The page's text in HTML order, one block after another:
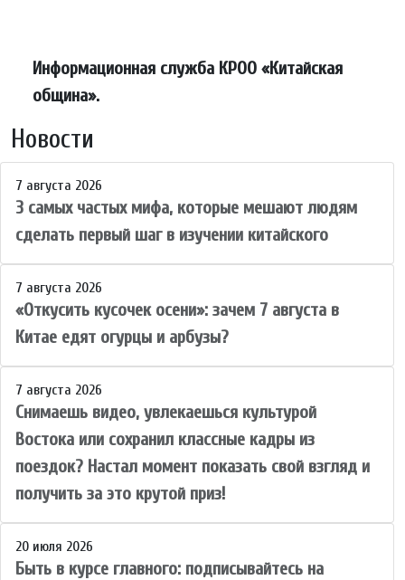
Информационная служба КРОО «Китайская
община».
Новости
7 августа 2026
3 самых частых мифа, которые мешают людям
сделать первый шаг в изучении китайского
7 августа 2026
«Откусить кусочек осени»: зачем 7 августа в
Китае едят огурцы и арбузы?
7 августа 2026
Снимаешь видео, увлекаешься культурой
Востока или сохранил классные кадры из
поездок? Настал момент показать свой взгляд и
получить за это крутой приз!
20 июля 2026
Быть в курсе главного: подписывайтесь на